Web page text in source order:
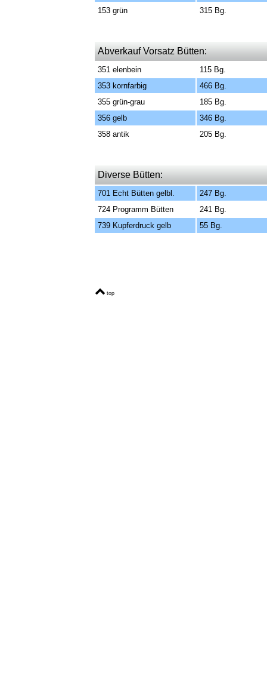
153 grün
315 Bg.
Abverkauf Vorsatz Bütten:
351 elenbein
115 Bg.
353 kornfarbig
466 Bg.
355 grün-grau
185 Bg.
356 gelb
346 Bg.
358 antik
205 Bg.
Diverse Bütten:
701 Echt Bütten gelbl.
247 Bg.
724 Programm Bütten
241 Bg.
739 Kupferdruck gelb
55 Bg.
top